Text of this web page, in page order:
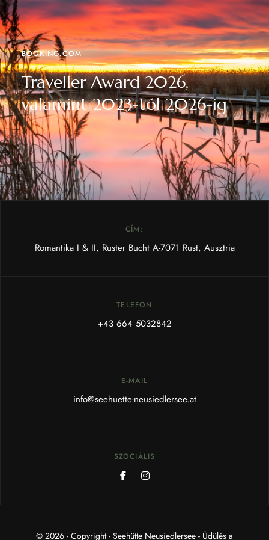
BOOKING.COM
Traveller Award 2026,
valamint 2023-tól 2026-ig
CÍM:
Romantika I & II, Ruster Bucht A-7071 Rust, Ausztria
TELEFON
+43 664 5032842
E-MAIL
info@seehuette-neusiedlersee.at
SZOCIÁLIS
© 2026 - Copyright - Seehütte Neusiedlersee - Üdülés a